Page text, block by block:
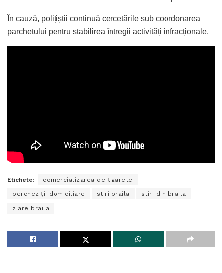
În cauză, polițiștii continuă cercetările sub coordonarea
parchetului pentru stabilirea întregii activități infracționale.
Etichete: comercializarea de ţigarete
percheziţii domiciliare stiri braila stiri din braila
ziare braila